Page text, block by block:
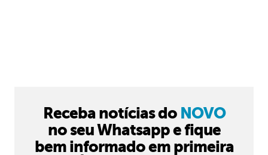
Receba notícias do NOVO
no seu Whatsapp e fique
bem informado em primeira